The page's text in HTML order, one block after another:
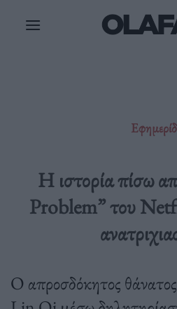
Η ιστορία πίσω
Problem” του
Ο απροσδόκητος